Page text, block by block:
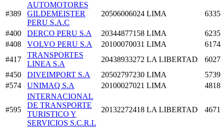
#389
AUTOMOTORES
GILDEMEISTER
PERU S.A.C
20506006024 LIMA
#400 DERCO PERU S.A 20344877158 LIMA
#408
VOLVO PERU S.A 20100070031 LIMA
#417
TRANSPORTES
LINEA S.A
20438933272 LA LIBERTAD
#450
DIVEIMPORT S.A 20502797230 LIMA
#574
UNIMAQ S.A 20100027021 LIMA
#595
INTERNACIONAL
DE TRANSPORTE
TURISTICO Y
SERVICIOS S.C.R.L
20132272418 LA LIBERTAD